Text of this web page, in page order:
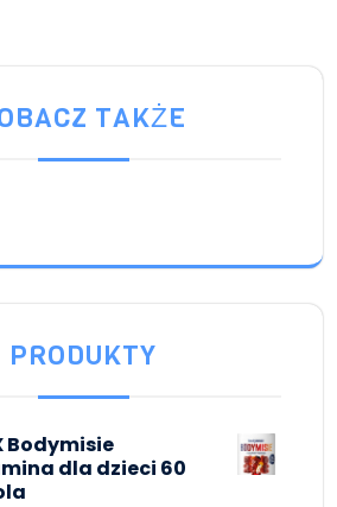
TAKŻE
PRODUKTY
Bodymisie
dla dzieci 60